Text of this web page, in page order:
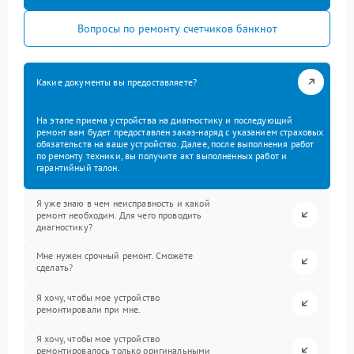
Вопросы по ремонту счетчиков банкнот
Какие документы вы предоставляете?
На этапе приема устройства на диагностику и последующий
ремонт вам будет предоставлен заказ-наряд с указанием страховых
обязательств на ваше устройство. Далее, после выполнения работ
по ремонту техники, вы получите акт выполненных работ и
гарантийный талон.
Я уже знаю в чем неисправность и какой
ремонт необходим. Для чего проводить
диагностику?
Мне нужен срочный ремонт. Сможете
сделать?
Я хочу, чтобы мое устройство
ремонтировали при мне.
Я хочу, чтобы мое устройство
ремонтировалось только оригинальными